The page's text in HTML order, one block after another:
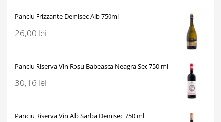
Panciu Frizzante Demisec Alb 750ml
26,00 lei
Panciu Riserva Vin Rosu Babeasca Neagra Sec 750 ml
30,16 lei
Panciu Riserva Vin Alb Sarba Demisec 750 ml